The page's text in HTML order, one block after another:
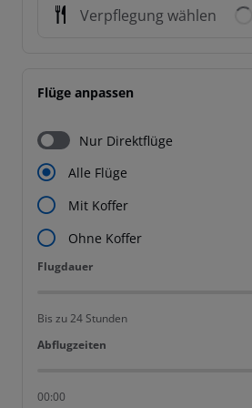
Verpflegung wählen
Flüge anpassen
Nur Direktflüge
Alle Flüge
Mit Koffer
Ohne Koffer
Flugdauer
Flugdauer
Bis zu 24 Stunden
Abflugzeiten
Abflugzeiten
00:00